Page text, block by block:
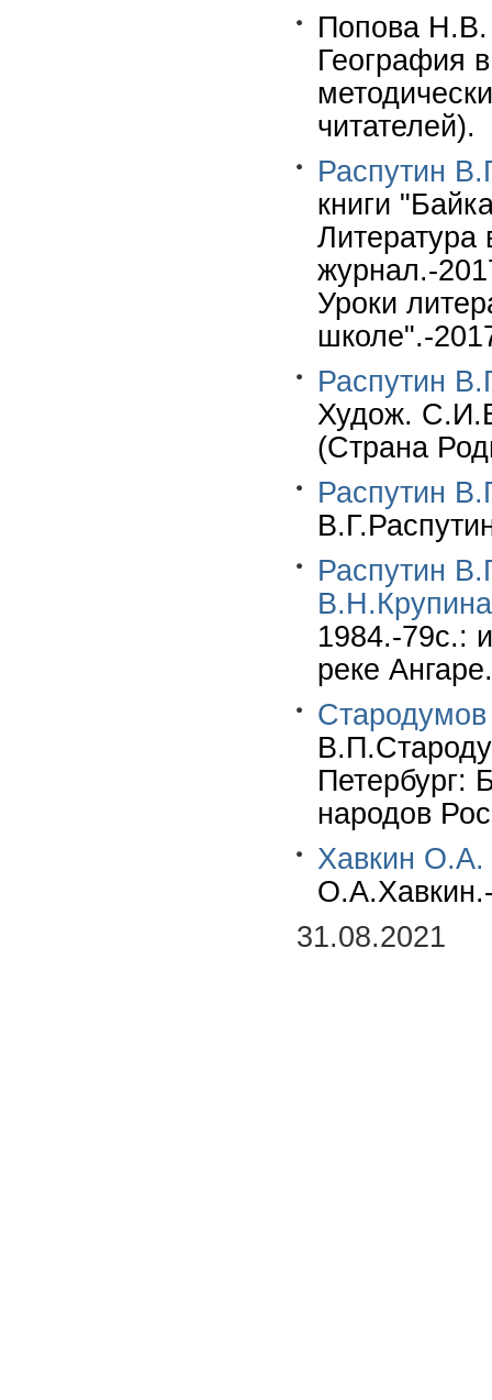
Попова
География
читателей).
Распутин
книги
Литература
журнал.-
Уроки
школе".-
Распутин
Худож.
(Страна
Распутин
Распутин
В.Н.Крупина
1984.-79с.:
реке
Петербург:
народов
Хавкин О.А.
31.08.2021